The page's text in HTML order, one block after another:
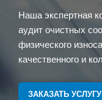
Наша экспертная
аудит очистных
физического
качественного и
ЗАКАЗАТЬ УСЛУГУ